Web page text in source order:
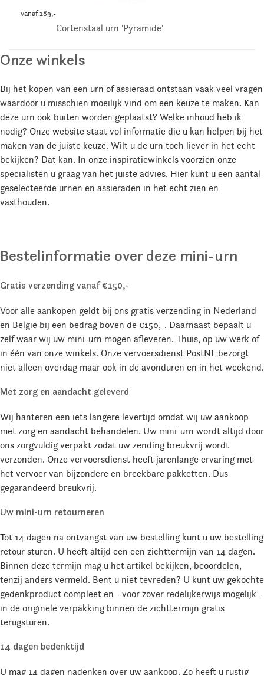
vanaf 189,-
Cortenstaal urn 'Pyramide'
Onze winkels
Bij het kopen van een urn of assieraad ontstaan vaak veel vragen
waardoor u misschien moeilijk vind om een keuze te maken. Kan
deze urn ook buiten worden geplaatst? Welke inhoud heb ik
nodig? Onze website staat vol informatie die u kan helpen bij het
maken van de juiste keuze. Wilt u de urn toch liever in het echt
bekijken? Dat kan. In onze inspiratiewinkels voorzien onze
specialisten u graag van het juiste advies. Hier kunt u een aantal
geselecteerde urnen en assieraden in het echt zien en
vasthouden.
Bestelinformatie over deze mini-urn
Gratis verzending vanaf €150,-
Voor alle aankopen geldt bij ons gratis verzending in Nederland
en België bij een bedrag boven de €150,-. Daarnaast bepaalt u
zelf waar wij uw mini-urn mogen afleveren. Thuis, op uw werk of
in één van onze winkels. Onze vervoersdienst PostNL bezorgt
niet alleen overdag maar ook in de avonduren en in het weekend.
Met zorg en aandacht geleverd
Wij hanteren een iets langere levertijd omdat wij uw aankoop
met zorg en aandacht behandelen. Uw mini-urn wordt altijd door
ons zorgvuldig verpakt zodat uw zending breukvrij wordt
verzonden. Onze vervoersdienst heeft jarenlange ervaring met
het vervoer van bijzondere en breekbare pakketten. Dus
gegarandeerd breukvrij.
Uw mini-urn retourneren
Tot 14 dagen na ontvangst van uw bestelling kunt u uw bestelling
retour sturen. U heeft altijd een een zichttermijn van 14 dagen.
Binnen deze termijn mag u het artikel bekijken, beoordelen,
tenzij anders vermeld. Bent u niet tevreden? U kunt uw gekochte
gedenkproduct compleet en - voor zover redelijkerwijs mogelijk -
in de originele verpakking binnen de zichttermijn gratis
terugsturen.
14 dagen bedenktijd
U mag 14 dagen nadenken over uw aankoop. Zo heeft u rustig